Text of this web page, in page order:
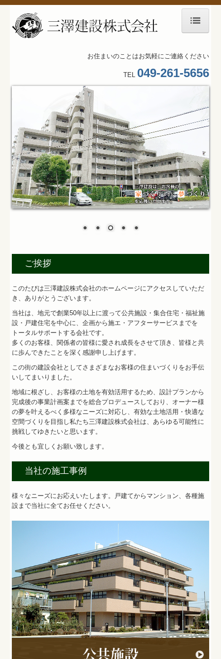
施工事例
賃貸マンション
福祉施設
教育施設
神社仏閣
戸建住宅
土地活用のメリットと流れ
会社案内
お問合せ
プライバシーポリシー
お住まいのことはお気軽にご連絡ください
TEL 049-261-5656
ご挨拶
このたびは三澤建設株式会社のホームページにアクセスしていただ
き、ありがとうございます。
当社は、地元で創業50年以上に渡って公共施設・集合住宅・福祉施
設・戸建住宅を中心に、企画から施エ・アフターサービスまでを
トータルサポートする会社です。
多くのお客様、関係者の皆様に愛され成長をさせて頂き、皆様と共
に歩んできたことを深く感謝申し上げます。
この街の建設会社としてさまざまなお客様の住まいづくりをお手伝
いしてまいりました。
地域に根ざし、お客様の土地を有効活用するため、設計プランから
完成後の事業計画案までを総合プロデュースしており、オーナー様
の夢を叶えるべく多様なニーズに対応し、有効な土地活用・快適な
空間づくりを目指し私たち三澤建設株式会社は、あらゆる可能性に
挑戦してゆきたいと思います。
今後とも宜しくお願い致します。
当社の施工事例
様々なニーズにお応えいたします。戸建てからマンション、各種施
設まで当社に全てお任せください。